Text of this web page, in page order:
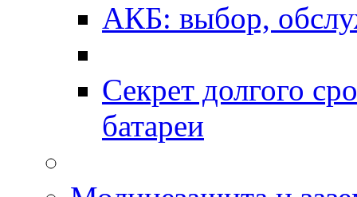
АКБ: выбор,
Секрет долгого
батареи